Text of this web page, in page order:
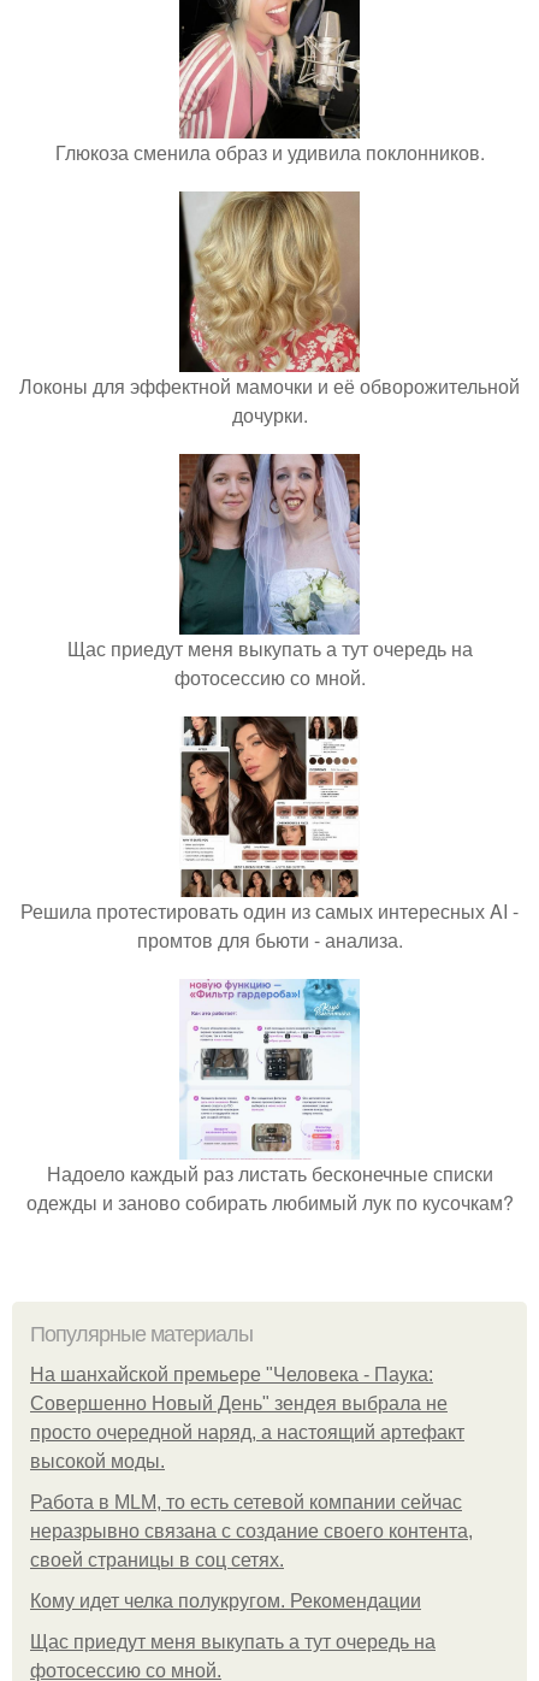
Глюкоза сменила образ и удивила поклонников.
Локоны для эффектной мамочки и её обворожительной
дочурки.
Щас приедут меня выкупать а тут очередь на
фотосессию со мной.
Решила протестировать один из самых интересных AI -
промтов для бьюти - анализа.
Надоело каждый раз листать бесконечные списки
одежды и заново собирать любимый лук по кусочкам?
Популярные материалы
На шанхайской премьере "Человека - Паука:
Совершенно Новый День" зендея выбрала не
просто очередной наряд, а настоящий артефакт
высокой моды.
Работа в MLM, то есть сетевой компании сейчас
неразрывно связана с создание своего контента,
своей страницы в соц сетях.
Кому идет челка полукругом. Рекомендации
Щас приедут меня выкупать а тут очередь на
фотосессию со мной.